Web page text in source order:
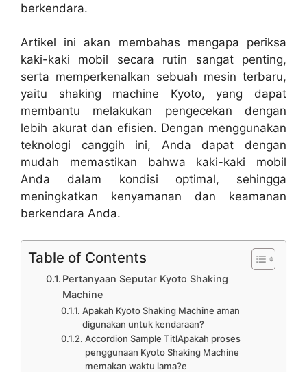
berkendara.
Artikel ini akan membahas mengapa periksa
kaki-kaki mobil secara rutin sangat penting,
serta memperkenalkan sebuah mesin terbaru,
yaitu shaking machine Kyoto, yang dapat
membantu melakukan pengecekan dengan
lebih akurat dan efisien. Dengan menggunakan
teknologi canggih ini, Anda dapat dengan
mudah memastikan bahwa kaki-kaki mobil
Anda dalam kondisi optimal, sehingga
meningkatkan kenyamanan dan keamanan
berkendara Anda.
Table of Contents
Pertanyaan Seputar Kyoto Shaking
Machine
Apakah Kyoto Shaking Machine aman
digunakan untuk kendaraan?
Accordion Sample TitlApakah proses
penggunaan Kyoto Shaking Machine
memakan waktu lama?e